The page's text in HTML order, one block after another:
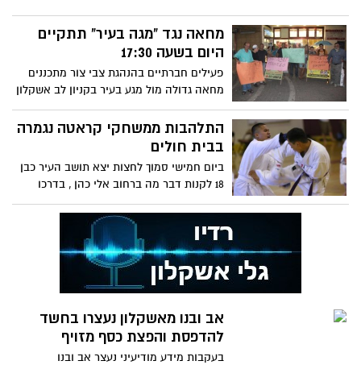
מחאה נגד "מגה בעיר" תתקיים
היום בשעה 17:30
פעילים חברתיים בהנהגת צבי צור מתכננים
מחאה גדולה מול מגע בעיר בקניון לב אשקלון
יום ג'
התלהבות ממשחקי קראטה נגמרה
בבית חולים
ביום חמישי סמוך לחצות יצא תושב העיר כבן
18 לקנות דבר מה ברחוב אלי כהן , בדרכו
למקום פגש את חברו,
אב ובנו מאשקלון נעצרו בחשד
להדפסת והפצת כסף מזויף
בעקבות מידע מודיעיני נעצר אב ובנו